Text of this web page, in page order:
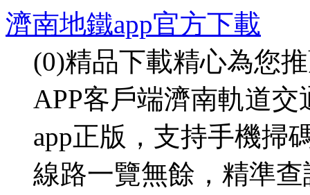
濟南地鐵app官方下載
(0)精品下載精心為您
APP客戶端濟南軌道
app正版，支持手機掃
線路一覽無餘，精準